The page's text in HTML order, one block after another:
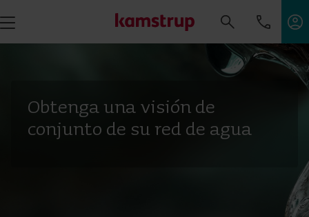
Obtenga una visión de
conjunto de su red de agua